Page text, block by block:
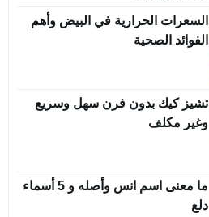
السعرات الحرارية في البيض وأهم
الفوائد الصحية
تشيز كيك بدون فرن سهل وسريع
وغير مكلف
ما معنى اسم انس وأصله و 5 أسماء
دلع